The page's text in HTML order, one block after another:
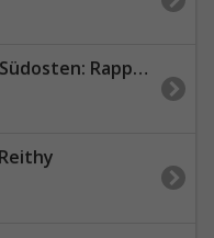
Rapperswil-Jona